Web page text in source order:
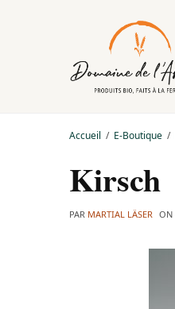
Accueil E-Boutique
Kirsch
PAR MARTIAL LÄSER ON